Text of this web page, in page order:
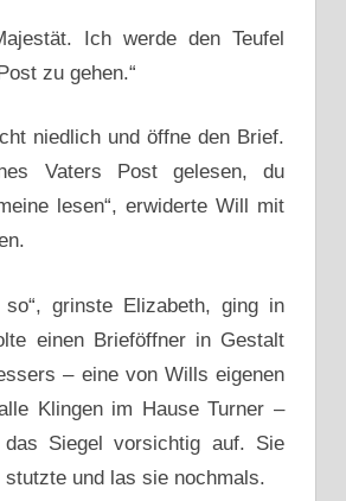
Ich werde den Teufel
zu gehen.“
niedlich und öffne den Brief.
Vaters Post gelesen, du
lesen“, erwiderte Will mit
grinste Elizabeth, ging in
einen Brieföffner in Gestalt
– eine von Wills eigenen
Klingen im Hause Turner –
Siegel vorsichtig auf. Sie
stutzte und las sie nochmals.